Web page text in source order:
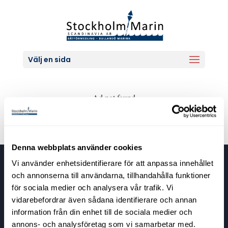
Denna webbplats använder cookies
Vi använder enhetsidentifierare för att anpassa innehållet
och annonserna till användarna, tillhandahålla funktioner
för sociala medier och analysera vår trafik. Vi
vidarebefordrar även sådana identifierare och annan
information från din enhet till de sociala medier och
annons- och analysföretag som vi samarbetar med.
Välj en sida
Ad not found
Stockholm Marin Scandinavia
Bullandövägen 30
139 56 Värmdö